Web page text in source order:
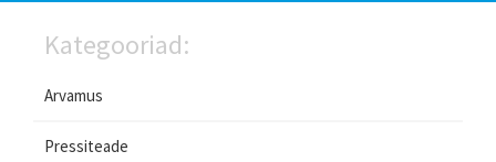
Kategooriad:
Arvamus
Pressiteade